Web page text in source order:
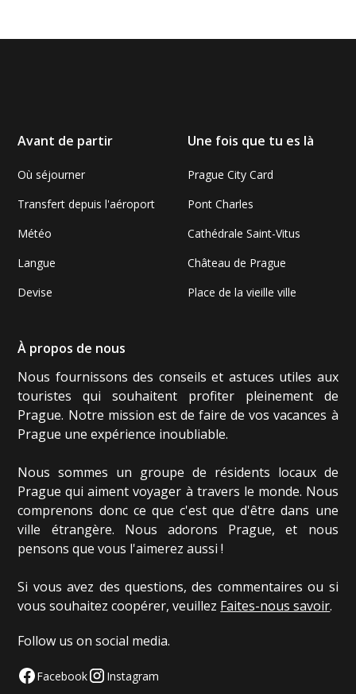
Avant de partir
Où séjourner
Transfert depuis l'aéroport
Météo
Langue
Devise
Une fois que tu es là
Prague City Card
Pont Charles
Cathédrale Saint-Vitus
Château de Prague
Place de la vieille ville
À propos de nous
Nous fournissons des conseils et astuces utiles aux
touristes qui souhaitent profiter pleinement de
Prague. Notre mission est de faire de vos vacances à
Prague une expérience inoubliable.
Nous sommes un groupe de résidents locaux de
Prague qui aiment voyager à travers le monde. Nous
comprenons donc ce que c'est que d'être dans une
ville étrangère. Nous adorons Prague, et nous
pensons que vous l'aimerez aussi !
Si vous avez des questions, des commentaires ou si
vous souhaitez coopérer, veuillez Faites-nous savoir.
Follow us on social media.
Facebook Instagram